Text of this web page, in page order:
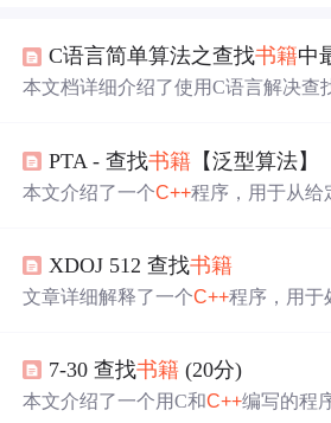
C语言简单算法之查找书籍中
本文档详细介绍了使用C语言解决查
算，并给出了相应的实验代码。在调
了由于输入格式问题导致的程序提前
PTA - 查找书籍 【泛型算法】
本文介绍了一个C++程序，用于从给
XDOJ 512 查找书籍
文章详细解释了一个C++程序，用于
7-30 查找书籍 (20分)
本文介绍了一个用C和C++编写的程